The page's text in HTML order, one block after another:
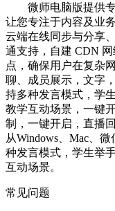
微师电脑版提供
让您专注于内容及业
云端在线同步与分享
通支持，自建 CDN
点，确保用户在复杂
聊、成员展示，文字
持多种发言模式，学
教学互动场景，一键
制，一键开启，直播
从Windows、Mac、
种发言模式，学生举
互动场景。
常见问题